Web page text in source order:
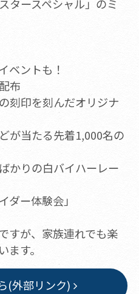
タースペシャル」のミ
ベントも！
布
刻印を刻んだオリジナ
が当たる先着1,000名の
かりの白バイハーレー
ダー体験会」
すが、家族連れでも楽
ます。
(外部リンク)